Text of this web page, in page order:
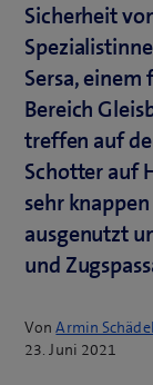
Sicherheit
Sersa,
Bereich
treffen auf
Schotter auf
sehr
ausgenutzt
und
VonArmin
23. Juni 2021